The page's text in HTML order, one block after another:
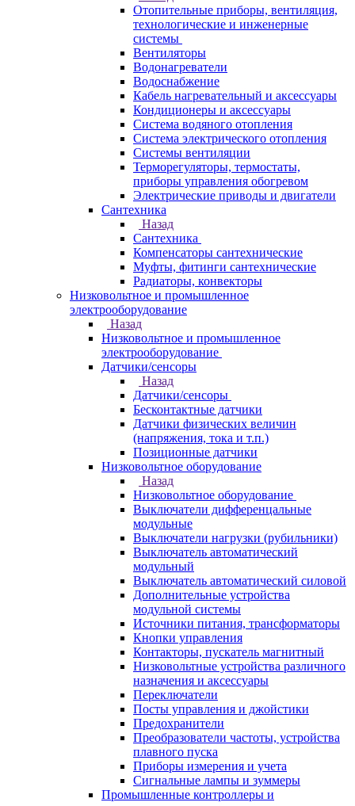
Отопительные приборы, вентиляция,
технологические и инженерные
системы
Вентиляторы
Водонагреватели
Водоснабжение
Кабель нагревательный и аксессуары
Кондиционеры и аксессуары
Система водяного отопления
Система электрического отопления
Системы вентиляции
Терморегуляторы, термостаты,
приборы управления обогревом
Электрические приводы и двигатели
Сантехника
Назад
Сантехника
Компенсаторы сантехнические
Муфты, фитинги сантехнические
Радиаторы, конвекторы
Низковольтное и промышленное
электрооборудование
Назад
Низковольтное и промышленное
электрооборудование
Датчики/сенсоры
Назад
Датчики/сенсоры
Бесконтактные датчики
Датчики физических величин
(напряжения, тока и т.п.)
Позиционные датчики
Низковольтное оборудование
Назад
Низковольтное оборудование
Выключатели дифференцальные
модульные
Выключатели нагрузки (рубильники)
Выключатель автоматический
модульный
Выключатель автоматический силовой
Дополнительные устройства
модульной системы
Источники питания, трансформаторы
Кнопки управления
Контакторы, пускатель магнитный
Низковольтные устройства различного
назначения и аксессуары
Переключатели
Посты управления и джойстики
Предохранители
Преобразователи частоты, устройства
плавного пуска
Приборы измерения и учета
Сигнальные лампы и зуммеры
Промышленные контроллеры и